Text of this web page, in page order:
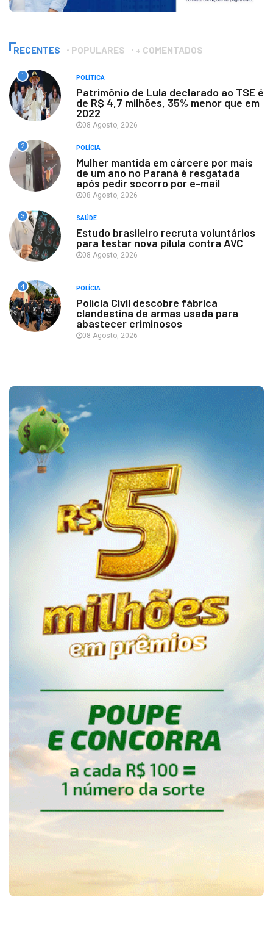
RECENTES POPULARES + COMENTADOS
1 POLÍTICA
Patrimônio de Lula declarado ao TSE é
de R$ 4,7 milhões, 35% menor que em
2022
08 Agosto, 2026
2 POLÍCIA
Mulher mantida em cárcere por mais
de um ano no Paraná é resgatada
após pedir socorro por e-mail
08 Agosto, 2026
3 SAÚDE
Estudo brasileiro recruta voluntários
para testar nova pílula contra AVC
08 Agosto, 2026
4 POLÍCIA
Polícia Civil descobre fábrica
clandestina de armas usada para
abastecer criminosos
08 Agosto, 2026